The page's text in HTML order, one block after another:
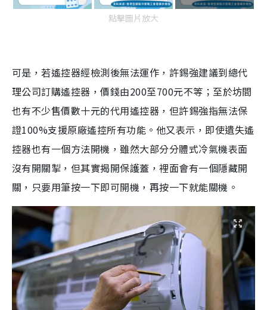
點擊圖片放大
可是，若遙控器經檢測後無法運作，許錫強建議到總代
理公司訂購遙控器，價錢由200至700元不等；至於坊間
也有不少售價數十元的代用遙控器，但許錫強指無法保
證100%支援原廠遙控所有功能。他又表示，即使遺失遙
控器也有一個方法開機，雖然大部分分體式冷氣機表面
沒有開關掣，但其實揭開保護蓋，裡面會有一個隱藏開
關，只要用筆按一下即可開機，再按一下就能關機。